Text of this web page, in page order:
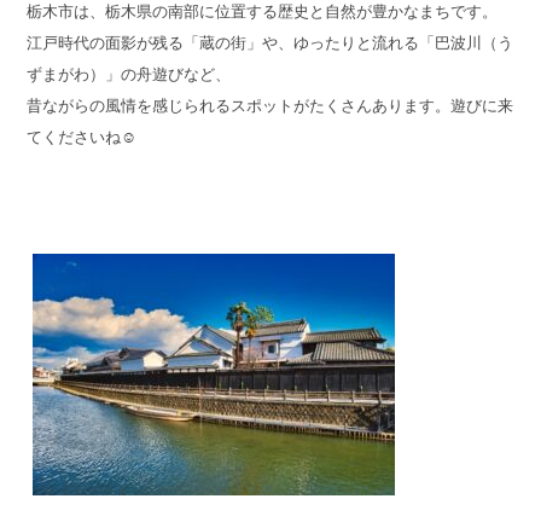
栃木市は、栃木県の南部に位置する歴史と自然が豊かなまちです。
江戸時代の面影が残る「蔵の街」や、ゆったりと流れる「巴波川（う
ずまがわ）」の舟遊びなど、
昔ながらの風情を感じられるスポットがたくさんあります。遊びに来
てくださいね☺